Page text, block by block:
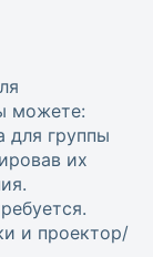
можете:
для группы
их
и проектор/